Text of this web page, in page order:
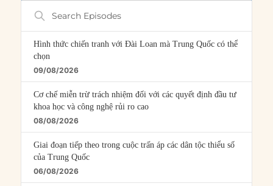
Search
Episodes
Hình thức chiến tranh với Đài Loan mà Trung Quốc có thể
chọn
09/08/2026
Cơ chế miễn trừ trách nhiệm đối với các quyết định đầu tư
khoa học và công nghệ rủi ro cao
08/08/2026
Giai đoạn tiếp theo trong cuộc trấn áp các dân tộc thiểu số
của Trung Quốc
06/08/2026